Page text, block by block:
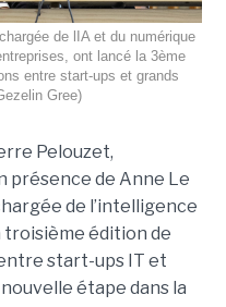
de lIA et du numérique
ont lancé la 3ème
entre start-ups et grands
Gree)
Pelouzet,
présence de Anne Le
de l’intelligence
édition de
start-ups IT et
étape dans la